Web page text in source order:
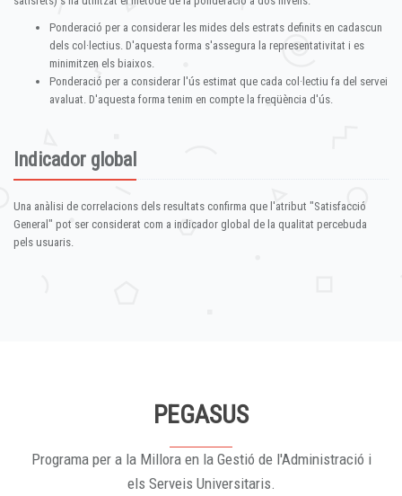
Ponderació per a considerar les mides dels estrats definits en cadascun
dels col·lectius. D'aquesta forma s'assegura la representativitat i es
minimitzen els biaixos.
Ponderació per a considerar l'ús estimat que cada col·lectiu fa del servei
avaluat. D'aquesta forma tenim en compte la freqüència d'ús.
Indicador global
Una anàlisi de correlacions dels resultats confirma que l'atribut "Satisfacció
General" pot ser considerat com a indicador global de la qualitat percebuda
pels usuaris.
PEGASUS
Programa per a la Millora en la Gestió de l'Administració i
els Serveis Universitaris.